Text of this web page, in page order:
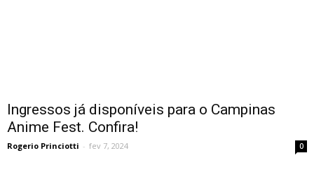
Ingressos já disponíveis para o Campinas
Anime Fest. Confira!
Rogerio Princiotti - fev 7, 2024 0